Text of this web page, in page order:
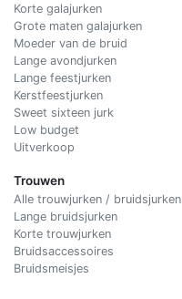
Korte galajurken
Grote maten galajurken
Moeder van de bruid
Lange avondjurken
Lange feestjurken
Kerstfeestjurken
Sweet sixteen jurk
Low budget
Uitverkoop
Trouwen
Alle trouwjurken / bruidsjurken
Lange bruidsjurken
Korte trouwjurken
Bruidsaccessoires
Bruidsmeisjes